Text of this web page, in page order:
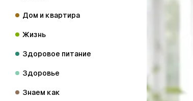
Дом и квартира
Жизнь
Здоровое питание
Здоровье
Знаем как